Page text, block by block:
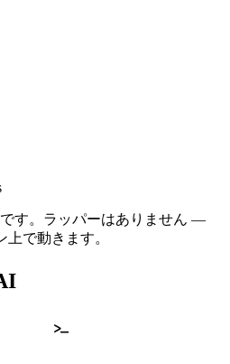
です。ラッパーはありません —
で動きます。